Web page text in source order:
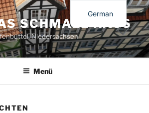
SCHMALE HAUS
Niedersachsen
Menü
German
English